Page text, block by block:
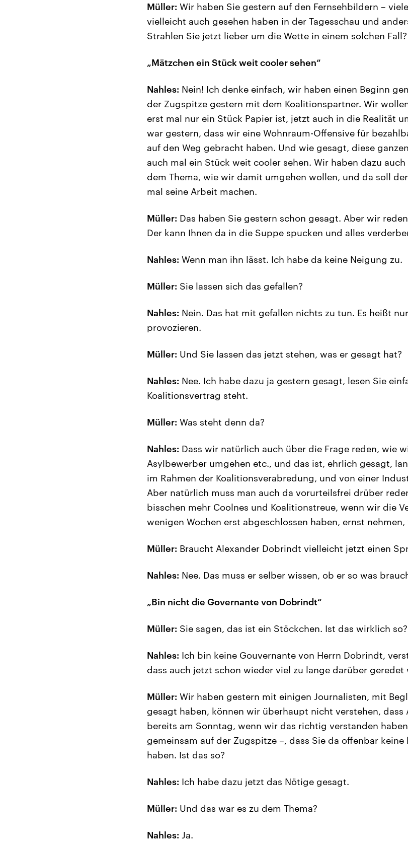
Müller: Wir haben Sie gestern auf den Fernsehbildern –
vielleicht auch gesehen haben in der Tagesschau und
Strahlen Sie jetzt lieber um die Wette in einem solchen Fall?
„Mätzchen ein Stück weit cooler sehen“
Nahles: Nein! Ich denke einfach, wir haben einen Beginn
der Zugspitze gestern mit dem Koalitionspartner. Wir
erst mal nur ein Stück Papier ist, jetzt auch in die Realität
war gestern, dass wir eine Wohnraum-Offensive für
auf den Weg gebracht haben. Und wie gesagt, diese
auch mal ein Stück weit cooler sehen. Wir haben dazu
dem Thema, wie wir damit umgehen wollen, und da soll
mal seine Arbeit machen.
Müller: Das haben Sie gestern schon gesagt. Aber wir
Der kann Ihnen da in die Suppe spucken und alles
Nahles: Wenn man ihn lässt. Ich habe da keine Neigung zu.
Müller: Sie lassen sich das gefallen?
Nahles: Nein. Das hat mit gefallen nichts zu tun. Es heißt
provozieren.
Müller: Und Sie lassen das jetzt stehen, was er gesagt hat?
Nahles: Nee. Ich habe dazu ja gestern gesagt, lesen Sie
Koalitionsvertrag steht.
Müller: Was steht denn da?
Nahles: Dass wir natürlich auch über die Frage reden, wie
Asylbewerber umgehen etc., und das ist, ehrlich gesagt,
im Rahmen der Koalitionsverabredung, und von einer
Aber natürlich muss man auch da vorurteilsfrei drüber
bisschen mehr Coolnes und Koalitionstreue, wenn wir die
wenigen Wochen erst abgeschlossen haben, ernst
Müller: Braucht Alexander Dobrindt vielleicht jetzt einen
Nahles: Nee. Das muss er selber wissen, ob er so was
„Bin nicht die Governante von Dobrindt“
Müller: Sie sagen, das ist ein Stöckchen. Ist das wirklich so?
Nahles: Ich bin keine Gouvernante von Herrn Dobrindt,
dass auch jetzt schon wieder viel zu lange darüber geredet
Müller: Wir haben gestern mit einigen Journalisten, mit
gesagt haben, können wir überhaupt nicht verstehen, dass
bereits am Sonntag, wenn wir das richtig verstanden
gemeinsam auf der Zugspitze –, dass Sie da offenbar
haben. Ist das so?
Nahles: Ich habe dazu jetzt das Nötige gesagt.
Müller: Und das war es zu dem Thema?
Nahles: Ja.